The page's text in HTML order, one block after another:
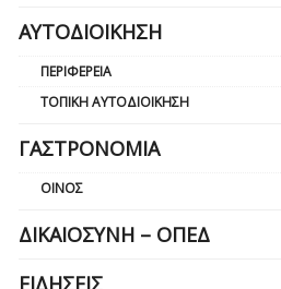
ΑΥΤΟΔΙΟΊΚΗΣΗ
ΠΕΡΙΦΈΡΕΙΑ
ΤΟΠΙΚΉ ΑΥΤΟΔΙΟΊΚΗΣΗ
ΓΑΣΤΡΟΝΟΜΊΑ
ΟΊΝΟΣ
ΔΙΚΑΙΟΣΎΝΗ – ΟΠΕΔ
ΕΙΔΉΣΕΙΣ